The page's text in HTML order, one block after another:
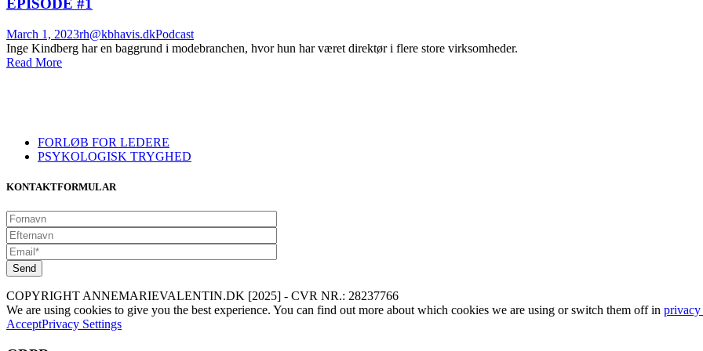
EPISODE #1
March 1, 2023rh@kbhavis.dkPodcast
Inge Kindberg har en baggrund i modebranchen, hvor hun har været direktør i flere store virksomheder.
Read More
FORLØB FOR LEDERE
PSYKOLOGISK TRYGHED
KONTAKTFORMULAR
COPYRIGHT ANNEMARIEVALENTIN.DK [2025] - CVR NR.: 28237766
We are using cookies to give you the best experience. You can find out more about which cookies we are using or switch them off in privacy
AcceptPrivacy Settings